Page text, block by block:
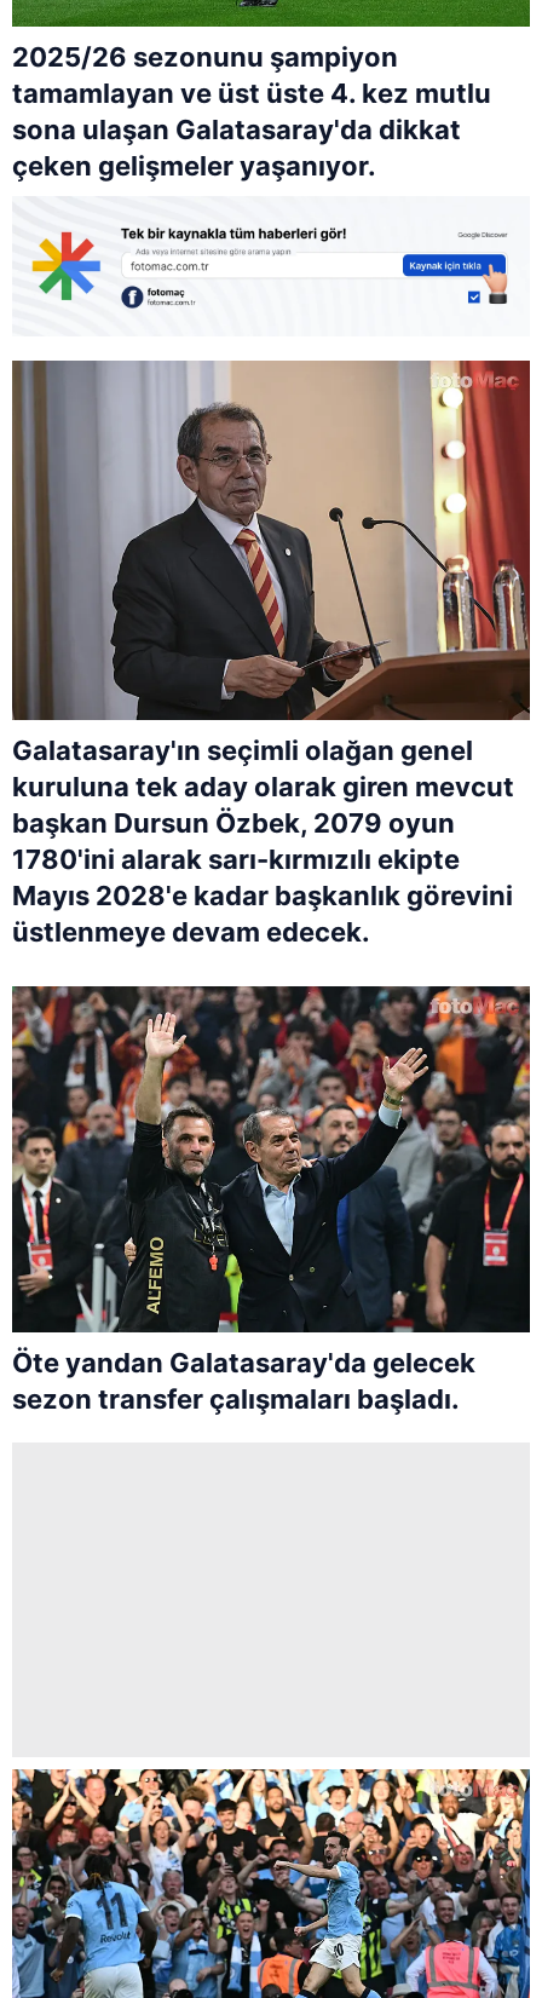
2025/26 sezonunu şampiyon
tamamlayan ve üst üste 4. kez mutlu
sona ulaşan Galatasaray'da dikkat
çeken gelişmeler yaşanıyor.
Galatasaray'ın seçimli olağan genel
kuruluna tek aday olarak giren mevcut
başkan Dursun Özbek, 2079 oyun
1780'ini alarak sarı-kırmızılı ekipte
Mayıs 2028'e kadar başkanlık görevini
üstlenmeye devam edecek.
Öte yandan Galatasaray'da gelecek
sezon transfer çalışmaları başladı.